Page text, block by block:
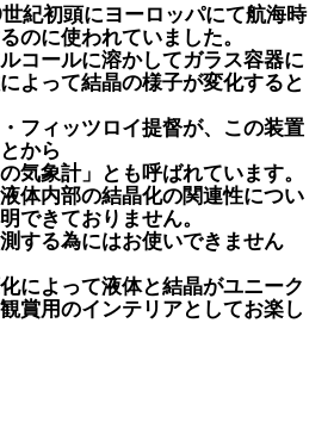
紀初頭にヨーロッパにて航海時
のに使われていました。
コールに溶かしてガラス容器に
よって結晶の様子が変化すると
フィッツロイ提督が、この装置
から
気象計」とも呼ばれています。
体内部の結晶化の関連性につい
できておりません。
する為にはお使いできません
によって液体と結晶がユニーク
賞用のインテリアとしてお楽し